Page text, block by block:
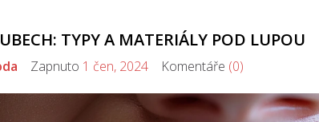
TYPY A MATERIÁLY POD LUPOU
Zapnuto 1 čen, 2024 Komentáře (0)